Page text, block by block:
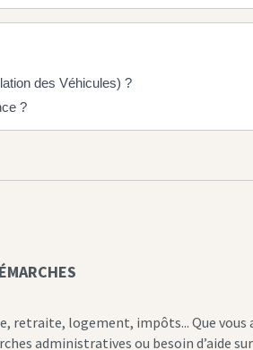
des Véhicules) ?
?
retraite, logement, impôts... Que vous
administratives ou besoin d’aide